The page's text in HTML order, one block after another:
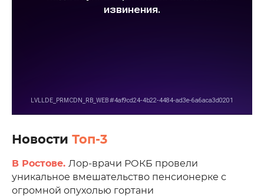
Новости Топ-3
В Ростове. Лор-врачи РОКБ провели
уникальное вмешательство пенсионерке с
огромной опухолью гортани